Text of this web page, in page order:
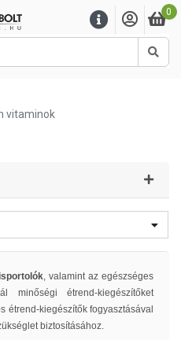
0
vitaminok
, valamint az egészséges
minőségi étrend-kiegészítőket
étrend-kiegészítők fogyasztásával
biztosításához.